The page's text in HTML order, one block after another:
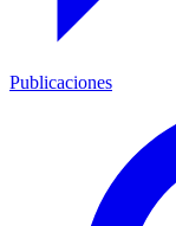
Publicaciones